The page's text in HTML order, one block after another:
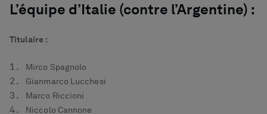
L’équipe d’Italie (contre l’Argentine) :
Titulaire :
Mirco Spagnolo
Gianmarco Lucchesi
Marco Riccioni
Niccolo Cannone